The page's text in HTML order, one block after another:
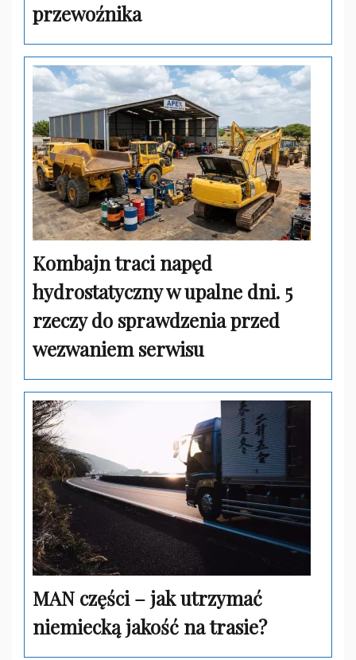
przewoźnika
Kombajn traci napęd
hydrostatyczny w upalne dni. 5
rzeczy do sprawdzenia przed
wezwaniem serwisu
MAN części – jak utrzymać
niemiecką jakość na trasie?